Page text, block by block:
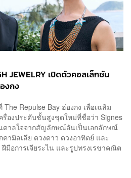
JEWELRY เปิดตัวคอลเล็กชัน
งกง
Repulse Bay ฮ่องกง เพื่อเฉลิม
รื่องประดับชั้นสูงชุดใหม่ที่ชื่อว่า Signes
ดาลใจจากสัญลักษณ์อันเป็นเอกลักษณ์
ามิลเลีย ดวงดาว ดวงอาทิตย์ และ
อการเจียระไน และรูปทรงเรขาคณิต